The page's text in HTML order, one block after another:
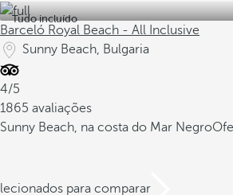
Tudo incluído
Barceló Royal Beach - All Inclusive
Sunny Beach, Bulgaria
4/5
1865 avaliações
Sunny Beach, na costa do Mar Negro
para comparar